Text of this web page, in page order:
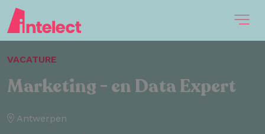
VACATURE
Marketing - en Data Expert
Antwerpen